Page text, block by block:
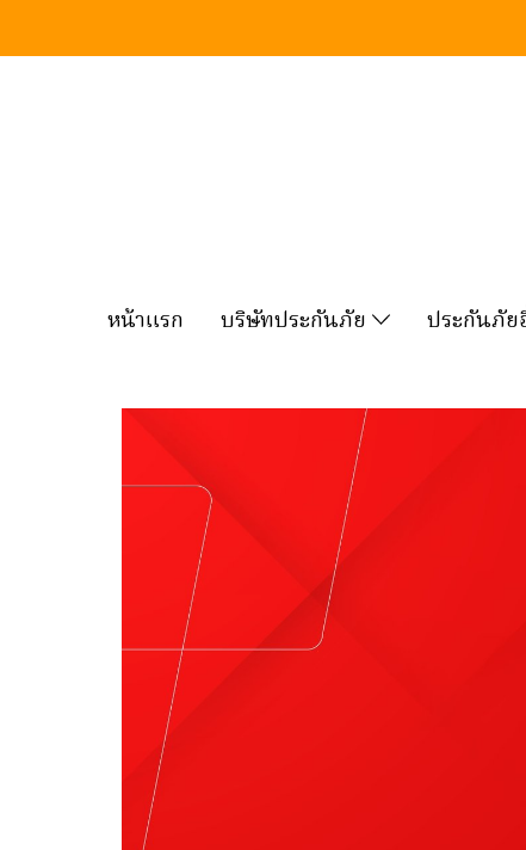
หน้าแรก บริษัทประกันภัย ประกันภั